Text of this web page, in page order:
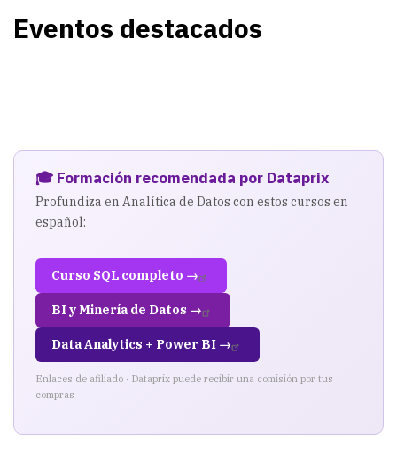
Eventos destacados
🎓 Formación recomendada por Dataprix
Profundiza en Analítica de Datos con estos cursos en
español:
Curso SQL completo →
BI y Minería de Datos →
Data Analytics + Power BI →
Enlaces de afiliado · Dataprix puede recibir una comisión por tus
compras